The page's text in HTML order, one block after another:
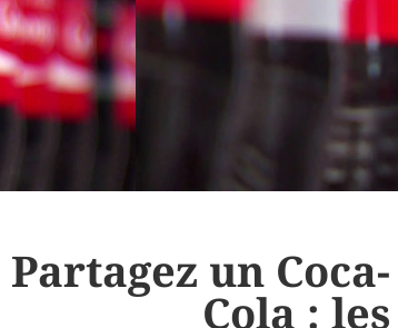
Partagez un Coca-
Cola : les